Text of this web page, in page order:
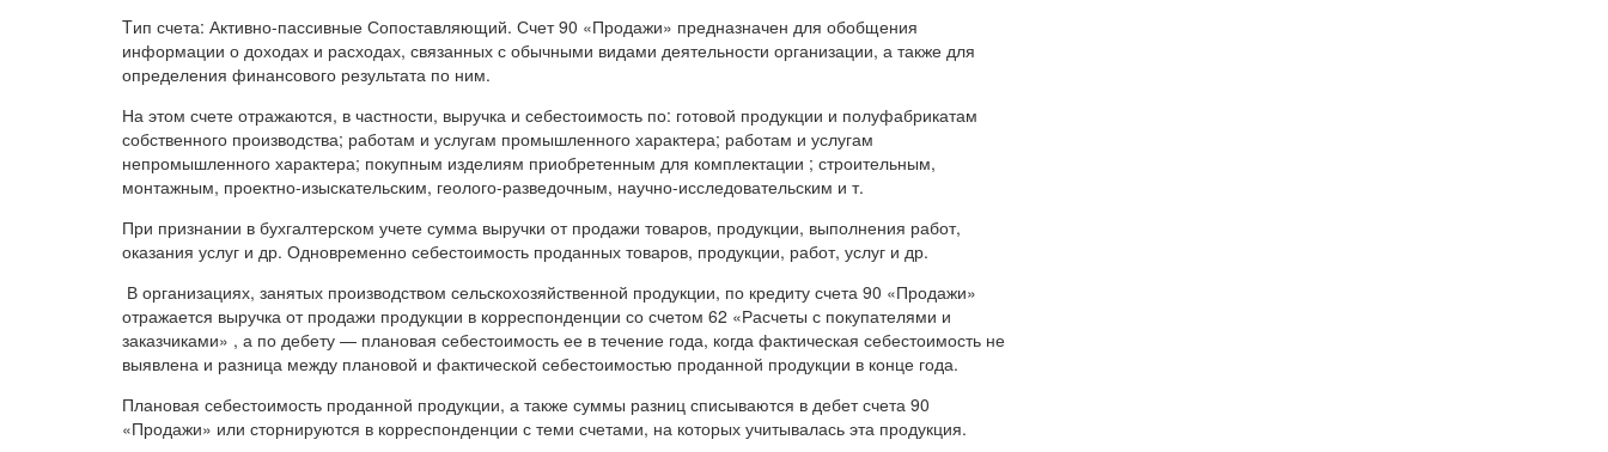
Tип счета: Активно-пассивные Сопоставляющий. Счет 90 «Продажи» предназначен для обобщения
информации о доходах и расходах, связанных с обычными видами деятельности организации, а также для
определения финансового результата по ним.
На этом счете отражаются, в частности, выручка и себестоимость по: готовой продукции и полуфабрикатам
собственного производства; работам и услугам промышленного характера; работам и услугам
непромышленного характера; покупным изделиям приобретенным для комплектации ; строительным,
монтажным, проектно-изыскательским, геолого-разведочным, научно-исследовательским и т.
При признании в бухгалтерском учете сумма выручки от продажи товаров, продукции, выполнения работ,
оказания услуг и др. Одновременно себестоимость проданных товаров, продукции, работ, услуг и др.
В организациях, занятых производством сельскохозяйственной продукции, по кредиту счета 90 «Продажи»
отражается выручка от продажи продукции в корреспонденции со счетом 62 «Расчеты с покупателями и
заказчиками» , а по дебету — плановая себестоимость ее в течение года, когда фактическая себестоимость не
выявлена и разница между плановой и фактической себестоимостью проданной продукции в конце года.
Плановая себестоимость проданной продукции, а также суммы разниц списываются в дебет счета 90
«Продажи» или сторнируются в корреспонденции с теми счетами, на которых учитывалась эта продукция.